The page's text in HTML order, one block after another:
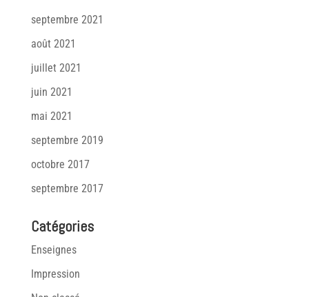
septembre 2021
août 2021
juillet 2021
juin 2021
mai 2021
septembre 2019
octobre 2017
septembre 2017
Catégories
Enseignes
Impression